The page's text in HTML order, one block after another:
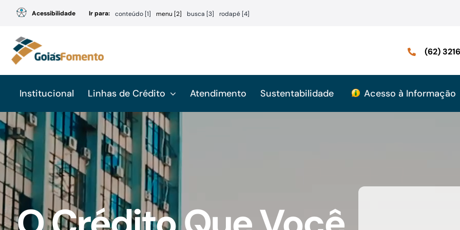
conteúdo
Acessibilidade Ir para: conteúdo [1] menu [2] busca [3] rodapé [4]
(62)
Institucional Linhas de Crédito Atendimento Sustentabilidade Acesso à Informação